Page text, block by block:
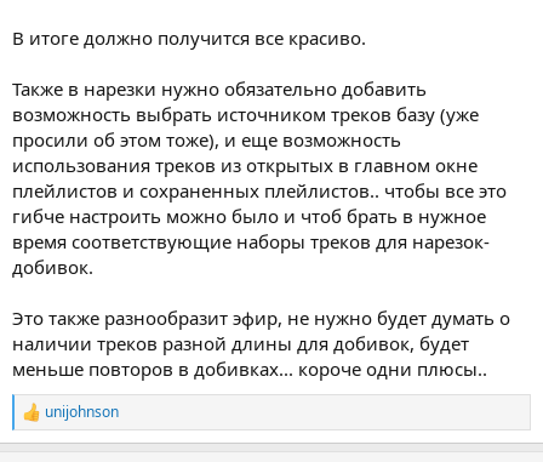
В итоге должно получится все красиво.
Также в нарезки нужно обязательно добавить
возможность выбрать источником треков базу (уже
просили об этом тоже), и еще возможность
использования треков из открытых в главном окне
плейлистов и сохраненных плейлистов.. чтобы все это
гибче настроить можно было и чтоб брать в нужное
время соответствующие наборы треков для нарезок-
добивок.
Это также разнообразит эфир, не нужно будет думать о
наличии треков разной длины для добивок, будет
меньше повторов в добивках... короче одни плюсы..
Р
е
unijohnson